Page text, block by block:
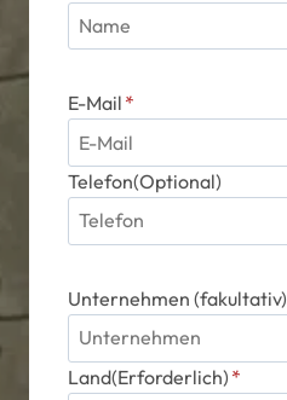
E-Mail *
Telefon(Optional)
Unternehmen (fakultativ)
Land(Erforderlich) *